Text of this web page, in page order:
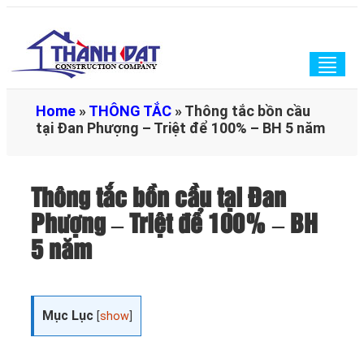
Home »THÔNG TẮC »Thông tắc bồn cầu
tại Đan Phượng – Triệt để 100% – BH 5 năm
Thông tắc bồn cầu tại Đan
Phượng – Triệt để 100% – BH
5 năm
Mục Lục [show